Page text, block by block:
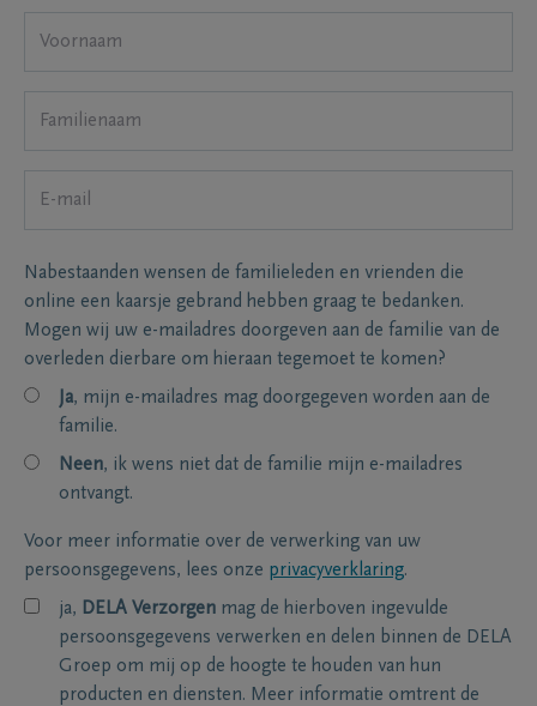
Nabestaanden wensen de familieleden en vrienden die
online een kaarsje gebrand hebben graag te bedanken.
Mogen wij uw e-mailadres doorgeven aan de familie van de
overleden dierbare om hieraan tegemoet te komen?
Ja, mijn e-mailadres mag doorgegeven worden aan de
familie.
Neen, ik wens niet dat de familie mijn e-mailadres
ontvangt.
Voor meer informatie over de verwerking van uw
persoonsgegevens, lees onze privacyverklaring.
ja, DELA Verzorgen mag de hierboven ingevulde
persoonsgegevens verwerken en delen binnen de DELA
Groep om mij op de hoogte te houden van hun
producten en diensten. Meer informatie omtrent de